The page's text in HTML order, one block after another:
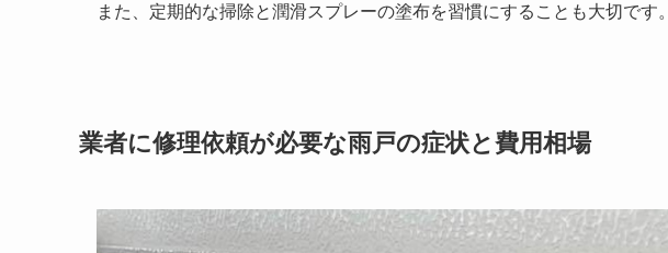
また、定期的な掃除と潤滑スプレーの塗布を習慣にすることも大切です。
業者に修理依頼が必要な雨戸の症状と費用相場